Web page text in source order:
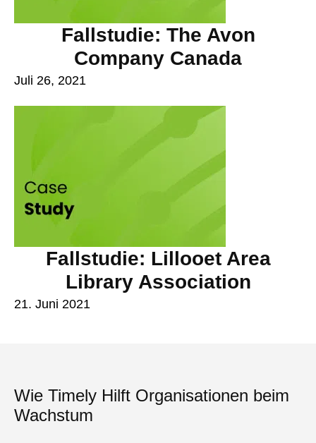
Fallstudie: The Avon
Company Canada
Juli 26, 2021
Fallstudie: Lillooet Area
Library Association
21. Juni 2021
Wie Timely Hilft Organisationen beim
Wachstum